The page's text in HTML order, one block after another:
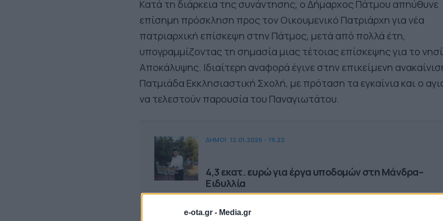
e-ota.gr - Media.gr
Κατά τη διάρκεια της συνάντησης, ο Δήμαρχος Πάτμου απηύθυνε
επίσημη πρόσκληση προς τον Οικουμενικό Πατριάρχη για νέα
πατριαρχική επίσκεψη στην Πάτμος, μετά από πολλά έτη,
υπογραμμίζοντας τη σημασία μιας τέτοιας επίσκεψης για το
Αποκάλυψης. Ιδιαίτερη αναφορά έγινε στην επικείμενη
Πατμιάδα Εκκλησιαστική Σχολή, με πρόταση τα εγκαίνια και ο
να τελεστούν παρουσία του Παναγιωτάτου.
ΔΗΜΟΙ 12.01.2026 - 19.22
4,3 εκατ. ευρώ για έργα υποδομών στη Μάνδρα–
Ειδυλλία